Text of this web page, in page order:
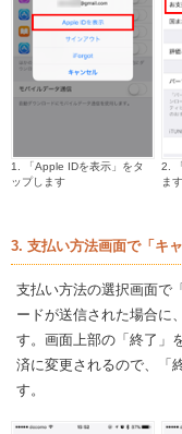
1. 「Apple IDを表示」をタ
ップします
2.
ます
3. 支払い方法画面で「キ
支払い方法の選択画面で
ードが送信された場合に
す。画面上部の「終了」
済に変更されるので、「
す。